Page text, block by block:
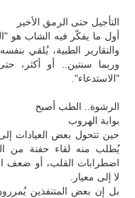
التأجيل حتى الرمق الأخير
أول ما يفكّر فيه الشاب هو
والتقارير الطبية، يُلقي
وربما سنتين.. أو أكثر،
"الاستدعاء".
الرشوة.. الطب أصبح
بوابة الهروب
حين تتحول بعض العيادات
يُطلب منه لقاء حفنة من
اضطرابات القلب، أو ضعف
لا إلى معيار.
بل إن بعض المتنفذين